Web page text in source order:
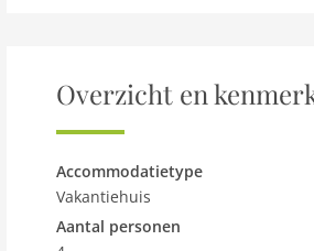
Geniet van het heerlijke weer op een
een barbecue in de frisse lucht. Een
is beschikbaar voor je fietsen. Op
en afhankelijk van beschikbaarheid
kleine vergoeding een kinderstoel
Overzicht en
Accommodatietype
Vakantiehuis
Aantal personen